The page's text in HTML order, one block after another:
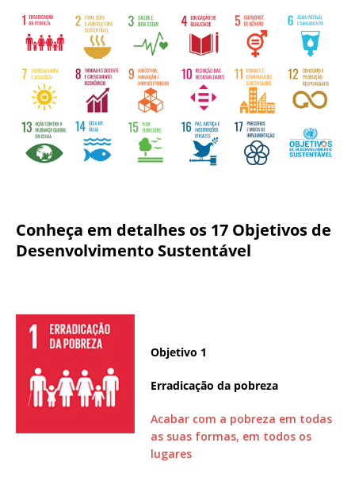
Conheça em detalhes os 17 Objetivos de
Desenvolvimento Sustentável
Objetivo 1
Erradicação da pobreza
Acabar com a pobreza em todas
as suas formas, em todos os
lugares